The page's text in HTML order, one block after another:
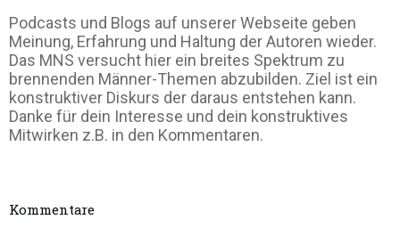
Podcasts und Blogs auf unserer Webseite geben
Meinung, Erfahrung und Haltung der Autoren wieder.
Das MNS versucht hier ein breites Spektrum zu
brennenden Männer-Themen abzubilden. Ziel ist ein
konstruktiver Diskurs der daraus entstehen kann.
Danke für dein Interesse und dein konstruktives
Mitwirken z.B. in den Kommentaren.
Kommentare